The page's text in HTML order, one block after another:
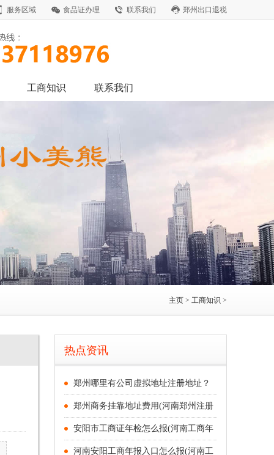
服务区域 食品证办理 联系我们 郑州出口退税
工商知识 联系我们
主页 > 工商知识 >
热点资讯
郑州哪里有公司虚拟地址注册地址？
郑州商务挂靠地址费用(河南郑州注册
安阳市工商证年检怎么报(河南工商年
河南安阳工商年报入口怎么报(河南工